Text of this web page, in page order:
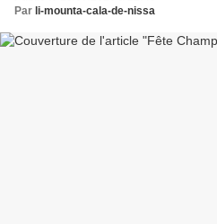
Par li-mounta-cala-de-nissa